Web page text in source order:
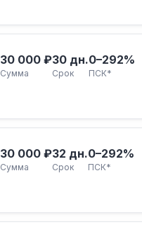
30 000 ₽
Сумма
30 дн.
Срок
0–292%
ПСК*
30 000 ₽
Сумма
32 дн.
Срок
0–292%
ПСК*